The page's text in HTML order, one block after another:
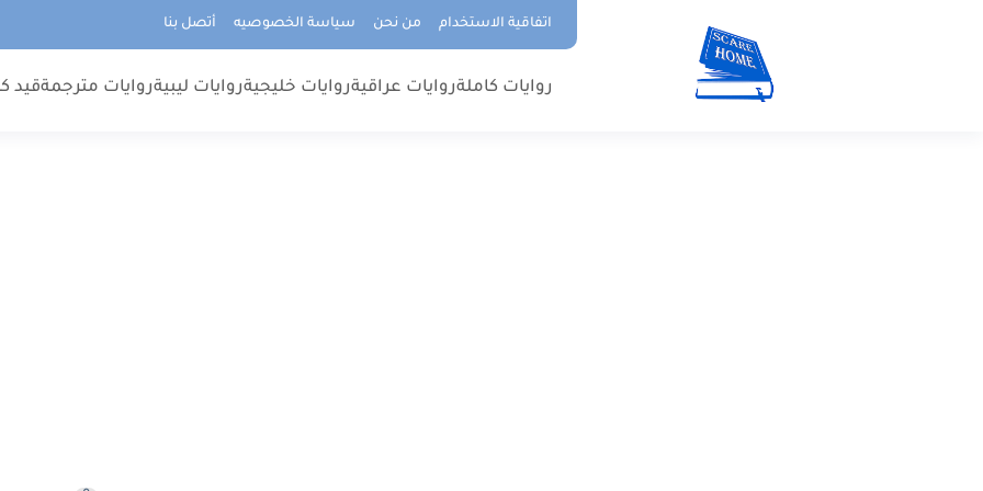
اتفاقية الاستخدام من نحن سياسة الخصوصيه أتصل بنا
روايات كاملةروايات عراقيةروايات خليجيةروايات ليبيةروايات مترجمةقيد